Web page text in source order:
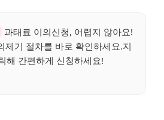
과태료 이의신청, 어렵지 않아요!
제기 절차를 바로 확인하세요.지
해 간편하게 신청하세요!